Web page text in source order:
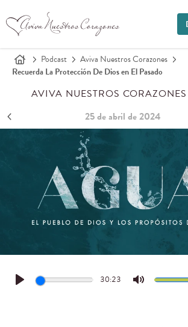
Podcast
Aviva Nuestros Corazones
Recuerda La Protección De Dios en El Pasado
AVIVA NUESTROS
25 de abril de 2024
Play
30:23
Mute